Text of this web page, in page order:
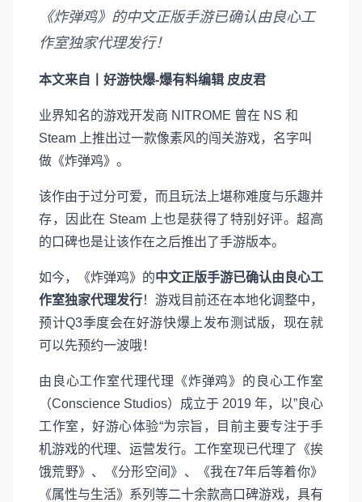
《炸弹鸡》的中文正版手游已确认由良心工
作室独家代理发行！
本文来自丨好游快爆-爆有料编辑 皮皮君
业界知名的游戏开发商 NITROME 曾在 NS 和
Steam 上推出过一款像素风的闯关游戏，名字叫
做《炸弹鸡》。
该作由于过分可爱，而且玩法上堪称难度与乐趣并
存，因此在 Steam 上也是获得了特别好评。超高
的口碑也是让该作在之后推出了手游版本。
如今，《炸弹鸡》的中文正版手游已确认由良心工
作室独家代理发行！游戏目前还在本地化调整中，
预计Q3季度会在好游快爆上发布测试版，现在就
可以先预约一波哦！
由良心工作室代理代理《炸弹鸡》的良心工作室
（Conscience Studios）成立于 2019 年，以”良心
工作室，好游心体验“为宗旨，目前主要专注于手
机游戏的代理、运营发行。工作室现已代理了《挨
饿荒野》、《分形空间》、《我在7年后等着你》
《属性与生活》系列等二十余款高口碑游戏，具有